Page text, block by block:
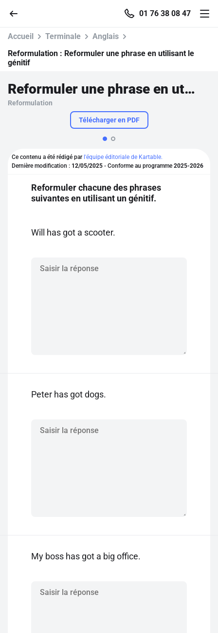
01 76 38 08 47
Parcourir
Se connecter
S'inscrire gratuitement
Accueil Terminale
Anglais
Reformulation : Reformuler une phrase en utilisant le
génitif
Reformuler une phrase en utilisant le génitif
Reformulation
Télécharger en PDF
Ce contenu a été rédigé par l'équipe éditoriale de Kartable.
Dernière modification : 12/05/2025 - Conforme au programme 2025-2026
Reformuler chacune des phrases
suivantes en utilisant un génitif.
Will has got a scooter.
Peter has got dogs.
My boss has got a big office.